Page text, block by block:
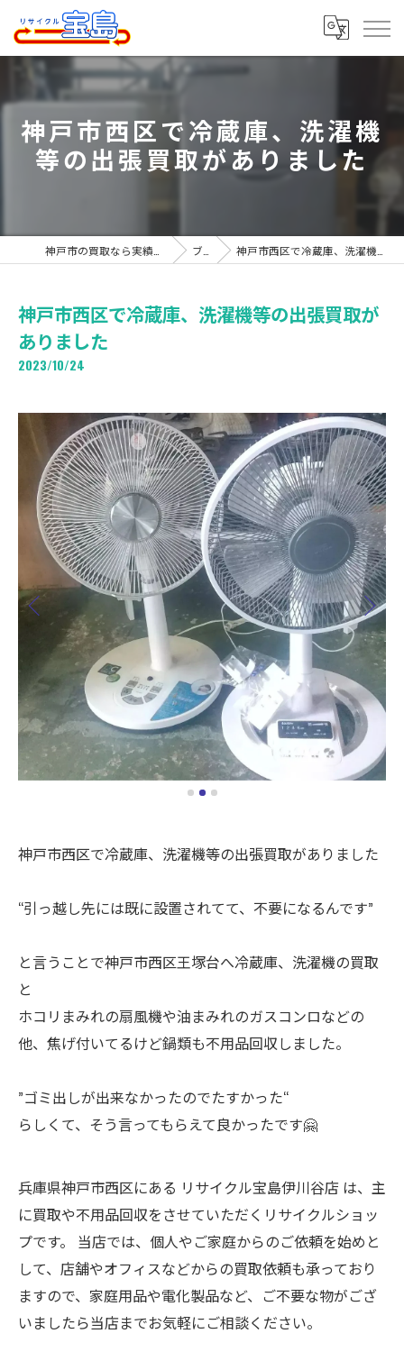
神戸市西区で冷蔵庫、洗濯機
等の出張買取がありました
ブログ 神戸市西区で冷蔵庫、洗濯機等の出張買取がありました
神戸市西区で冷蔵庫、洗濯機等の出張買取が
ありました
2023/10/24
神戸市西区で冷蔵庫、洗濯機等の出張買取がありました
“引っ越し先には既に設置されてて、不要になるんです”
と言うことで神戸市西区王塚台へ冷蔵庫、洗濯機の買取
と
ホコリまみれの扇風機や油まみれのガスコンロなどの
他、焦げ付いてるけど鍋類も不用品回収しました。
”ゴミ出しが出来なかったのでたすかった“
らしくて、そう言ってもらえて良かったです🤗
兵庫県神戸市西区にある リサイクル宝島伊川谷店 は、主
に買取や不用品回収をさせていただくリサイクルショッ
プです。 当店では、個人やご家庭からのご依頼を始めと
して、店舗やオフィスなどからの買取依頼も承っており
ますので、家庭用品や電化製品など、ご不要な物がござ
いましたら当店までお気軽にご相談ください。